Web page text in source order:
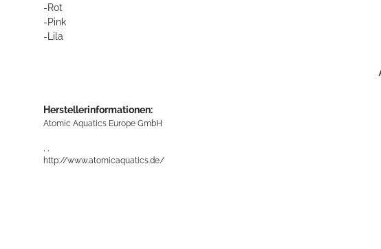
-Rot
-Pink
-Lila
Herstellerinformationen:
Atomic Aquatics Europe GmbH
http://www.atomicaquatics.de/